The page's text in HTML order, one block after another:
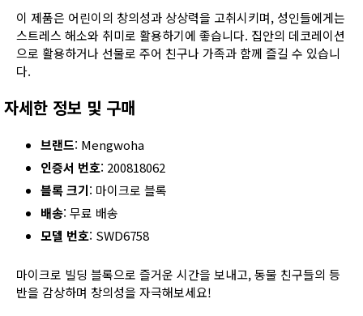
이 제품은 어린이의 창의성과 상상력을 고취시키며, 성인들에게는
스트레스 해소와 취미로 활용하기에 좋습니다. 집안의 데코레이션
으로 활용하거나 선물로 주어 친구나 가족과 함께 즐길 수 있습니
다.
자세한 정보 및 구매
브랜드: Mengwoha
인증서 번호: 200818062
블록 크기: 마이크로 블록
배송: 무료 배송
모델 번호: SWD6758
마이크로 빌딩 블록으로 즐거운 시간을 보내고, 동물 친구들의 등
반을 감상하며 창의성을 자극해보세요!